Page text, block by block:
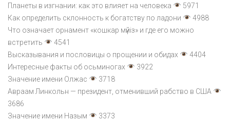
Планеты в изгнании: как это влияет на человека
5971
Как определить склонность к богатству по ладони
4988
Что означает орнамент «кошкар мүйіз» и где его можно
встретить
4541
Высказывания и пословицы о прощении и обидах
4404
Интересные факты об осьминогах
3922
Значение имени Олжас
3718
Авраам Линкольн — президент, отменивший рабство в США
3686
Значение имени Назым
3373